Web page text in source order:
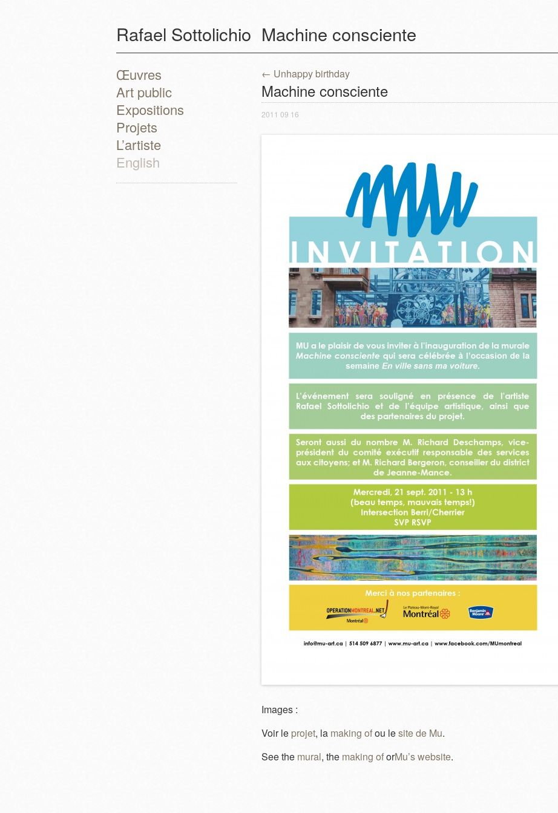
Rafael Sottolichio Machine consciente
Post navigation
← Unhappy birthday
Machine consciente
2011 09 16
Images :
Voir le projet, la making ofou lesite de Mu.
See the mural, the making oforMu’s website.
Œuvres
Art public
Expositions
Projets
L’artiste
English